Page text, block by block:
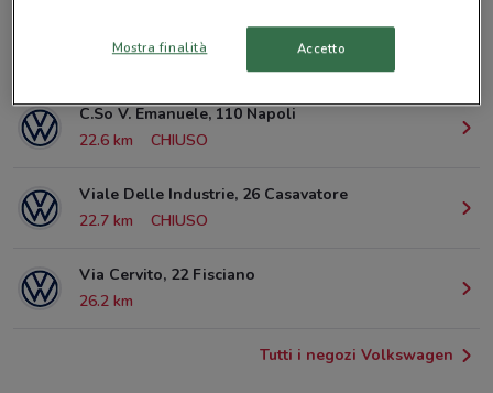
Via Don Bosco, 9/E Napoli
20.8 km
CHIUSO
C.So V. Emanuele, 110 Napoli
22.6 km
CHIUSO
Viale Delle Industrie, 26 Casavatore
22.7 km
CHIUSO
Via Cervito, 22 Fisciano
26.2 km
Tutti i negozi Volkswagen
Mostra finalità Accetto